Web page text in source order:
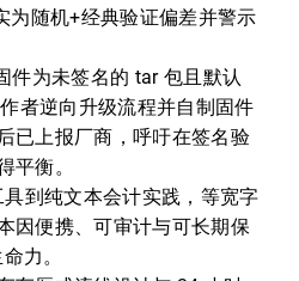
为随机+经典验证偏差并警示
件为未签名的 tar 包且默认
者逆向升级流程并自制固件
已上报厂商，呼吁在签名验
平衡。
到纯文本会计实践，等宽字
因便携、可审计与可长期保
力。